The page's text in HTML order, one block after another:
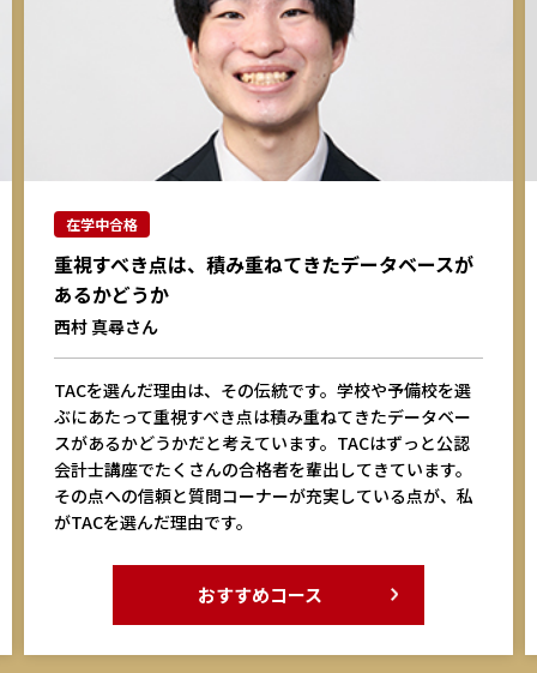
在学中合格
重視すべき点は、積み重ねてきたデータベースが
あるかどうか
西村 真尋さん
TACを選んだ理由は、その伝統です。学校や予備校を選
ぶにあたって重視すべき点は積み重ねてきたデータベー
スがあるかどうかだと考えています。TACはずっと公認
会計士講座でたくさんの合格者を輩出してきています。
その点への信頼と質問コーナーが充実している点が、私
がTACを選んだ理由です。
おすすめコース